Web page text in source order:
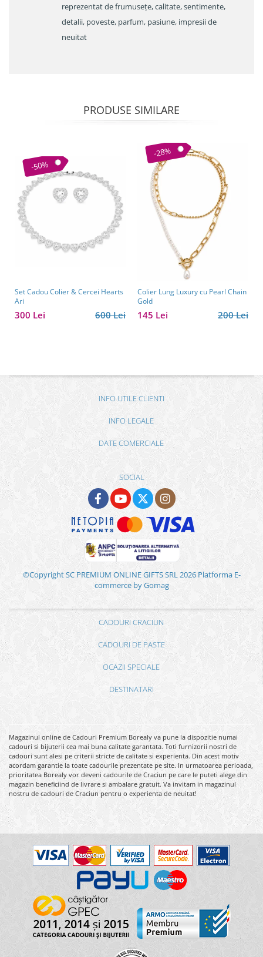
reprezentat de frumusețe, calitate, sentimente,
detalii, poveste, parfum, pasiune, impresii de
neuitat
PRODUSE SIMILARE
-50%
Set Cadou Colier & Cercei Hearts
Ari
600 Lei
300 Lei
-28%
Colier Lung Luxury cu Pearl Chain
Gold
200 Lei
145 Lei
INFO UTILE CLIENTI
INFO LEGALE
DATE COMERCIALE
SOCIAL
©Copyright SC PREMIUM ONLINE GIFTS SRL 2026 Platforma E-
commerce by Gomag
CADOURI CRACIUN
CADOURI DE PASTE
OCAZII SPECIALE
DESTINATARI
Magazinul online de Cadouri Premium Borealy va pune la dispozitie numai
cadouri si bijuterii cea mai buna calitate garantata. Toti furnizorii nostri de
cadouri sunt alesi pe criterii stricte de calitate si experienta. Din acest motiv
acordam garantie la toate cadourile prezentate pe site. In urmatoarea perioada,
prioritatea Borealy vor deveni cadourile de Craciun pe care le puteti alege din
magazin beneficiind de livrare si ambalare gratuit. Va invitam in magazinul
nostru de cadouri de Craciun pentru o experienta de neuitat!